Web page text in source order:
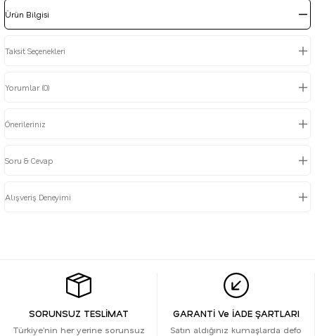
Ürün Bilgisi
Taksit Seçenekleri
Yorumlar (0)
Önerileriniz
Soru & Cevap
Alışveriş Deneyimi
SORUNSUZ TESLİMAT
Türkiye’nin her yerine sorunsuz
GARANTİ Ve İADE ŞARTLARI
Satın aldığınız kumaşlarda defo